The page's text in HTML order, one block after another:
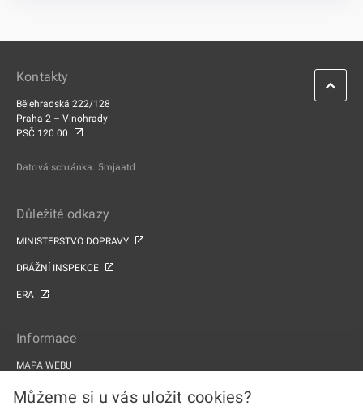
Kontakty
Bělehradská 222/128
Praha 2 – Vinohrady
PSČ 120 00
Datová schránka: 5mjaatd
Důležité odkazy
MINISTERSTVO DOPRAVY
DRÁŽNÍ INSPEKCE
ERA
Informace
MAPA WEBU
PROHLÁŠENÍ O PŘÍSTUPNOSTI
Můžeme si u vás uložit cookies?